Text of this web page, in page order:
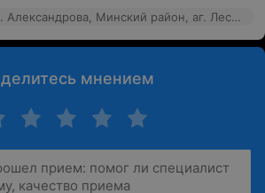
РНПЦ ОМР им. Н.Н. Александрова, Минский район, аг. Лесной, 66к7
мнением